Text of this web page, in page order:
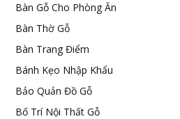
Bàn Gỗ Cho Phòng Ăn
Bàn Thờ Gỗ
Bàn Trang Điểm
Bánh Kẹo Nhập Khẩu
Bảo Quản Đồ Gỗ
Bố Trí Nội Thất Gỗ